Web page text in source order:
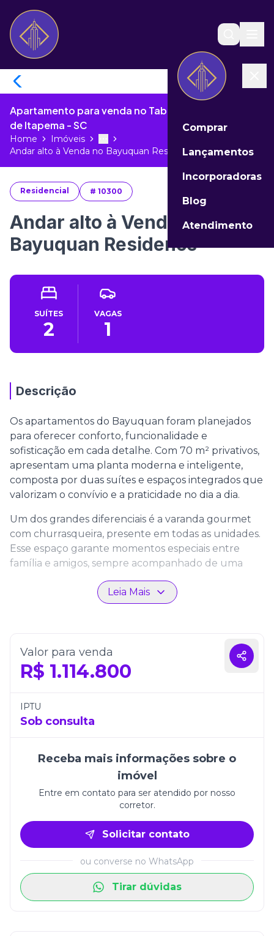
Comprar
Lançamentos
Incorporadoras
Blog
Atendimento
Apartamento para venda no Tabuleiro das Oliveiras
de Itapema - SC
Home Imóveis More
Toggle menu
Andar alto à Venda no Bayuquan Resi...
Residencial # 10300
Andar alto à Venda no
Bayuquan Residence
SUÍTES
2
VAGAS
1
Descrição
Os apartamentos do Bayuquan foram planejados
para oferecer conforto, funcionalidade e
sofisticação em cada detalhe. Com 70 m² privativos,
apresentam uma planta moderna e inteligente,
composta por duas suítes e espaços integrados que
valorizam o convívio e a praticidade no dia a dia.
Um dos grandes diferenciais é a varanda gourmet
com churrasqueira, presente em todas as unidades.
Esse espaço garante momentos especiais entre
família e amigos, sempre acompanhado de uma
vista privilegiada para o mar.
O acabamento de qualidade, aliado ao design
estar e valorização. Cada ambiente foi projetado
para proporcionar amplitude, luminosidade natural
e uma atmosfera acolhedora, tornando os
para investimento.
estratégica em Itapema com a exclusividade de um
projeto pensado para oferecer o melhor em cada
detalhe.
Leia Mais
Valor para venda
R$ 1.114.800
IPTU
Sob consulta
Receba mais informações sobre o
imóvel
Entre em contato para ser atendido por nosso
corretor.
Solicitar contato
ou converse no WhatsApp
Tirar dúvidas